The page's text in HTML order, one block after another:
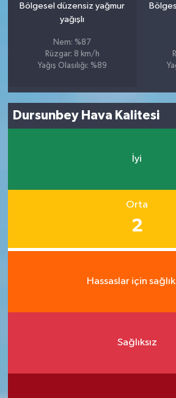
Bölgesel düzensiz yağmur
yağışlı
Nem: %87
Rüzgar: 8 km/h
Yağış Olasılığı: %89
Dursunbey Hava Kalitesi
İyi
Orta
2
Hassaslar için
Sağlıksız